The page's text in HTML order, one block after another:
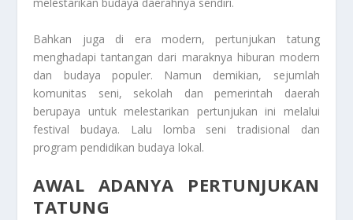
Bahkan juga di era modern, pertunjukan tatung
menghadapi tantangan dari maraknya hiburan modern
dan budaya populer. Namun demikian, sejumlah
komunitas seni, sekolah dan pemerintah daerah
berupaya untuk melestarikan pertunjukan ini melalui
festival budaya. Lalu lomba seni tradisional dan
program pendidikan budaya lokal.
AWAL ADANYA PERTUNJUKAN
TATUNG